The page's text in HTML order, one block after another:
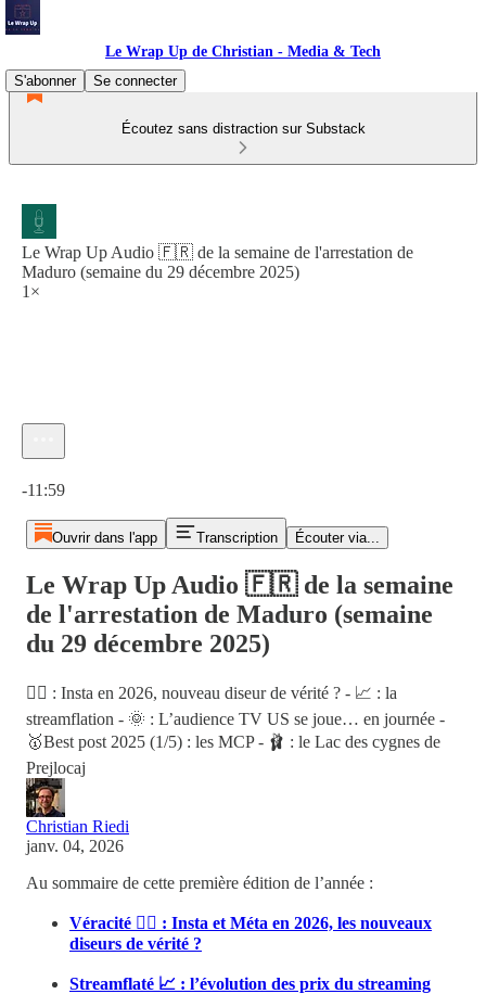
Le Wrap Up de Christian - Media & Tech
S'abonner
Se connecter
Écoutez sans distraction sur Substack
Le Wrap Up Audio 🇫🇷 de la semaine de l'arrestation de
Maduro (semaine du 29 décembre 2025)
1×
-11:59
Ouvrir dans l'app Transcription Écouter via...
Le Wrap Up Audio 🇫🇷 de la semaine
de l'arrestation de Maduro (semaine
du 29 décembre 2025)
🕵️‍♂️ : Insta en 2026, nouveau diseur de vérité ? - 📈 : la
streamflation - 🌞 : L’audience TV US se joue… en journée -
🥇Best post 2025 (1/5) : les MCP - 🩰 : le Lac des cygnes de
Prejlocaj
Christian Riedi
janv. 04, 2026
Au sommaire de cette première édition de l’année :
Véracité 🕵️‍♂️ : Insta et Méta en 2026, les nouveaux
diseurs de vérité ?
Streamflaté 📈 : l’évolution des prix du streaming